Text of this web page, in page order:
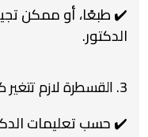
✔️ طبعًا، أو ممكن
الدكتور.
3. القسطرة لازم تتغير كل قد إيه؟
✔️ حسب تعليمات